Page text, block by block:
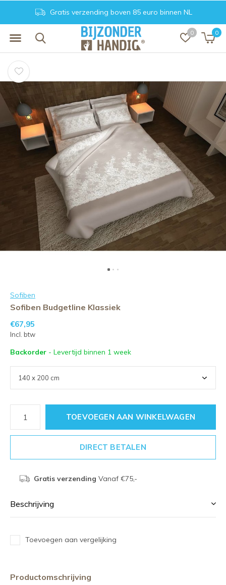
0 0
Gratis verzending boven 85 euro binnen NL
Sofiben
Sofiben Budgetline Klassiek
€67,95
Incl. btw
Backorder - Levertijd binnen 1 week
TOEVOEGEN AAN WINKELWAGEN
DIRECT BETALEN
Gratis verzending Vanaf €75,-
Beschrijving
Toevoegen aan vergelijking
Productomschrijving